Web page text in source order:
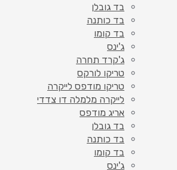
בד גובלן
בד כותנה
בד קומו
ג'ינס
ג'קרד תחרה
טריקו לורקס
טריקו מודפס לייקרה
לייקרה מלמלה דו צדדי
אריג מודפס
בד גובלן
בד כותנה
בד קומו
ג'ינס